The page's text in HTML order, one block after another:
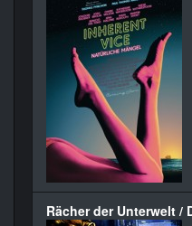
Rächer der Unterwelt /